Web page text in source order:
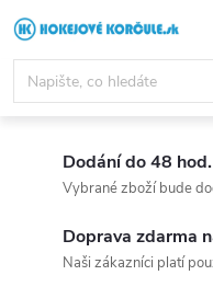
Přejít
na
obsah
Dodání do 48 hod.
Vybrané zboží bude
Doprava zdarma
Naši zákazníci platí